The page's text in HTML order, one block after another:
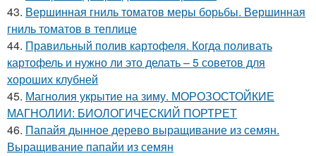
43. Вершинная гниль томатов меры борьбы. Вершинная
гниль томатов в теплице
44. Правильный полив картофеля. Когда поливать
картофель и нужно ли это делать – 5 советов для
хороших клубней
45. Магнолия укрытие на зиму. МОРОЗОСТОЙКИЕ
МАГНОЛИИ: БИОЛОГИЧЕСКИЙ ПОРТРЕТ
46. Папайя дынное дерево выращивание из семян.
Выращивание папайи из семян